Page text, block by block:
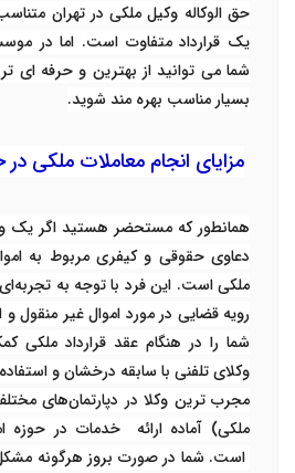
حق الوکاله وکیل ملکی در تهران
یک قرارداد متفاوت است. اما در
شما می توانید از بهترین و حرفه ای
بسیار مناسب بهره مند شوید.
مزایای انجام معاملات ملکی
همانطور که مستحضر هستید اگر
دعاوی حقوقی و کیفری مربوط به
ملکی است. این فرد با توجه به
رویه قضایی در مورد اموال غیر منقول و
شما را در هنگام عقد قرارداد
وکلای تلفنی با سابقه درخشان و
مجرب ترین وکلا در دپارتمان‌های
ملکی) آماده ارائه خدمات در حوزه
است. شما در صورت بروز هرگونه مشکل